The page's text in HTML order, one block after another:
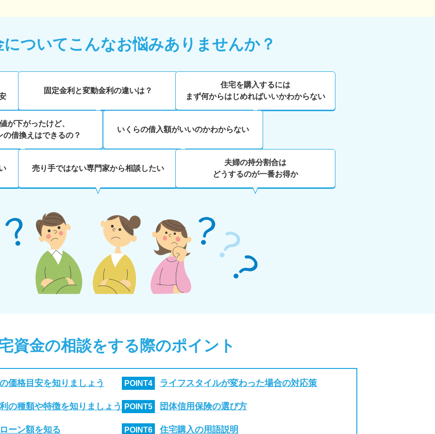
ついてこんなお悩みありませんか？
固定金利と変動金利の違いは？
住宅を購入するには
まず何からはじめればいいかわからない
が下がったけど、
の借換えはできるの？
いくらの借入額がいいのかわからない
売り手ではない専門家から相談したい
夫婦の持分割合は
どうするのが一番お得か
資金の相談をする際のポイント
価格目安を知りましょう
の種類や特徴を知りましょう
ーン額を知る
POINT4 ライフスタイルが変わった場合の対応策
POINT5 団体信用保険の選び方
POINT6 住宅購入の用語説明